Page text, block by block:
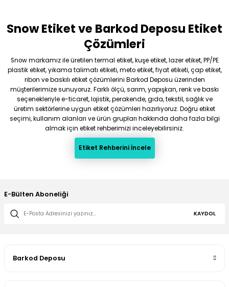
Gönder
Snow Etiket ve Barkod Deposu Etiket
Çözümleri
Snow markamız ile üretilen termal etiket, kuşe etiket, lazer etiket, PP/PE
plastik etiket, yıkama talimatı etiketi, meto etiket, fiyat etiketi, çap etiket,
ribon ve baskılı etiket çözümlerini Barkod Deposu üzerinden
müşterilerimize sunuyoruz. Farklı ölçü, sarım, yapışkan, renk ve baskı
seçenekleriyle e-ticaret, lojistik, perakende, gıda, tekstil, sağlık ve
üretim sektörlerine uygun etiket çözümleri hazırlıyoruz. Doğru etiket
seçimi, kullanım alanları ve ürün grupları hakkında daha fazla bilgi
almak için etiket rehberimizi inceleyebilirsiniz.
Etiket Rehberini İncele
E-Bülten Aboneliği
KAYDOL
Barkod Deposu